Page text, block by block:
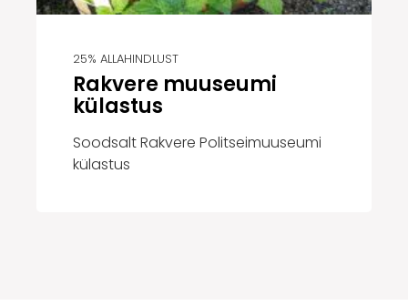
25% ALLAHINDLUST
Rakvere muuseumi
külastus
Soodsalt Rakvere Politseimuuseumi
külastus